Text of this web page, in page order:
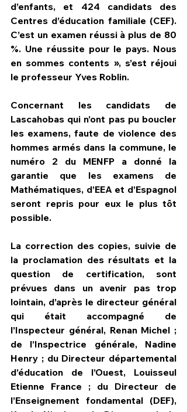
d’enfants, et 424 candidats des
Centres d’éducation familiale (CEF).
C’est un examen réussi à plus de 80
%. Une réussite pour le pays. Nous
en sommes contents », s’est réjoui
le professeur Yves Roblin.
Concernant les candidats de
Lascahobas qui n’ont pas pu boucler
les examens, faute de violence des
hommes armés dans la commune, le
numéro 2 du MENFP a donné la
garantie que les examens de
Mathématiques, d’EEA et d’Espagnol
seront repris pour eux le plus tôt
possible.
La correction des copies, suivie de
la proclamation des résultats et la
question de certification, sont
prévues dans un avenir pas trop
lointain, d’après le directeur général
qui était accompagné de
l’Inspecteur général, Renan Michel ;
de l’Inspectrice générale, Nadine
Henry ; du Directeur départemental
d’éducation de l’Ouest, Louisseul
Etienne France ; du Directeur de
l’Enseignement fondamental (DEF),